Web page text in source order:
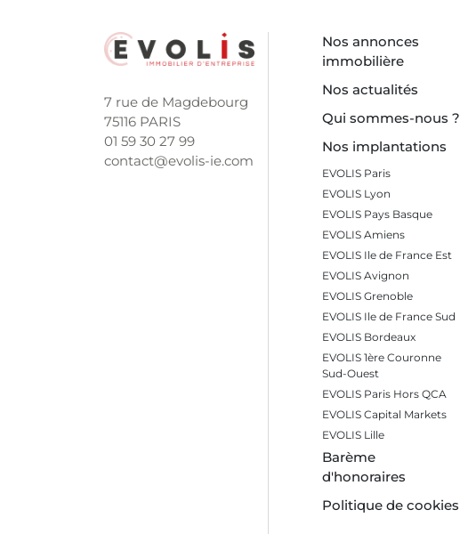
7 rue de Magdebourg
75116 PARIS
01 59 30 27 99
contact@evolis-ie.com
Nos annonces
immobilière
Nos actualités
Qui sommes-nous ?
Nos implantations
EVOLIS Paris
EVOLIS Lyon
EVOLIS Pays Basque
EVOLIS Amiens
EVOLIS Ile de France Est
EVOLIS Avignon
EVOLIS Grenoble
EVOLIS Ile de France Sud
EVOLIS Bordeaux
EVOLIS 1ère Couronne
Sud-Ouest
EVOLIS Paris Hors QCA
EVOLIS Capital Markets
EVOLIS Lille
Barème
d'honoraires
Politique de cookies